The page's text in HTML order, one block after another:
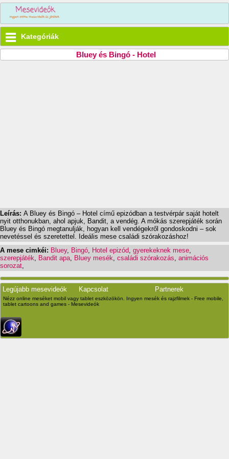
Kategóriák
Bluey és Bingó - Hotel
Leírás: A Bluey és Bingó – Hotel című epizódban a testvérpár saját hotelt
nyit otthonukban, ahol apjuk, Bandit, a vendég. A mókás szerepjáték során
Bluey és Bingó megtanulják, hogyan kell vendégekről gondoskodni – sok
nevetéssel és szeretettel. Ideális mese családi szórakozáshoz!
A mese cimkéi: Bluey, Bingó Hotel epizód gyerekeknek mese
szerepjáték
Bandit apa Bluey mesék családi szórakozás animációs
sorozat
Legújabb mesevideók Kapcsolat Partnerek
Nézz online meséket mobil vagy tablet eszközökön. Ingyen mesék és rajzfilmek - Free mobile,
tablet cartoons and games - Mesevideók